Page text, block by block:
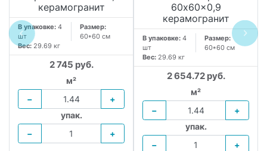
керамогранит
В упаковке: 4
шт
Размер:
60*60 см
Вес: 29.69 кг
2 745 руб.
м²
−
+
упак.
−
+
60x60x0,9
керамогранит
В упаковке: 4
шт
Размер:
60*60 см
Вес: 29.69 кг
2 654.72 руб.
м²
−
+
упак.
−
+